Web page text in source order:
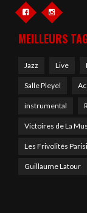
MEILLEURS
Jazz Live
Salle Pleyel
instrumental
Victoires de La
Les Frivolités
Guillaume Latour